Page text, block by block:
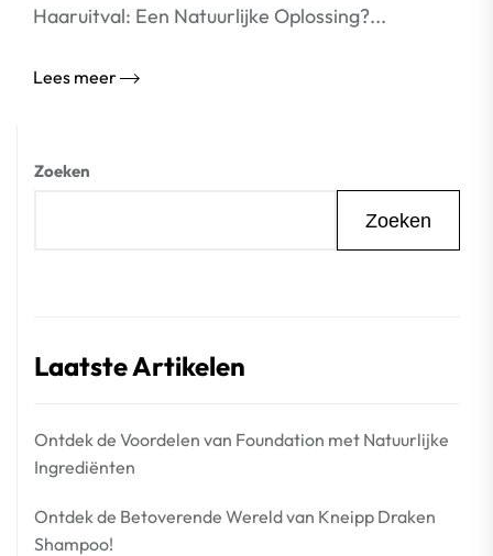
Haaruitval: Een Natuurlijke Oplossing?...
Lees meer
Zoeken
Zoeken
Laatste Artikelen
Ontdek de Voordelen van Foundation met Natuurlijke
Ingrediënten
Ontdek de Betoverende Wereld van Kneipp Draken
Shampoo!